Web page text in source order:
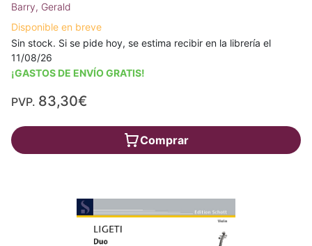
Barry, Gerald
Disponible en breve
Sin stock. Si se pide hoy, se estima recibir en la librería el
11/08/26
¡GASTOS DE ENVÍO GRATIS!
PVP. 83,30€
Comprar